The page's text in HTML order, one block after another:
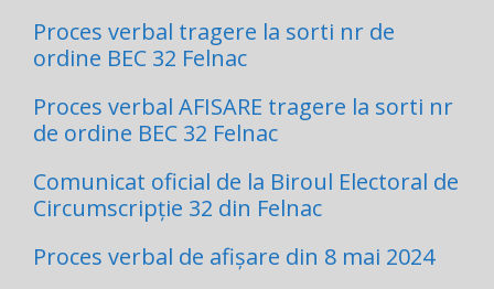
Proces verbal tragere la sorti nr de
ordine BEC 32 Felnac
Proces verbal AFISARE tragere la sorti nr
de ordine BEC 32 Felnac
Comunicat oficial de la Biroul Electoral de
Circumscripție 32 din Felnac
Proces verbal de afișare din 8 mai 2024